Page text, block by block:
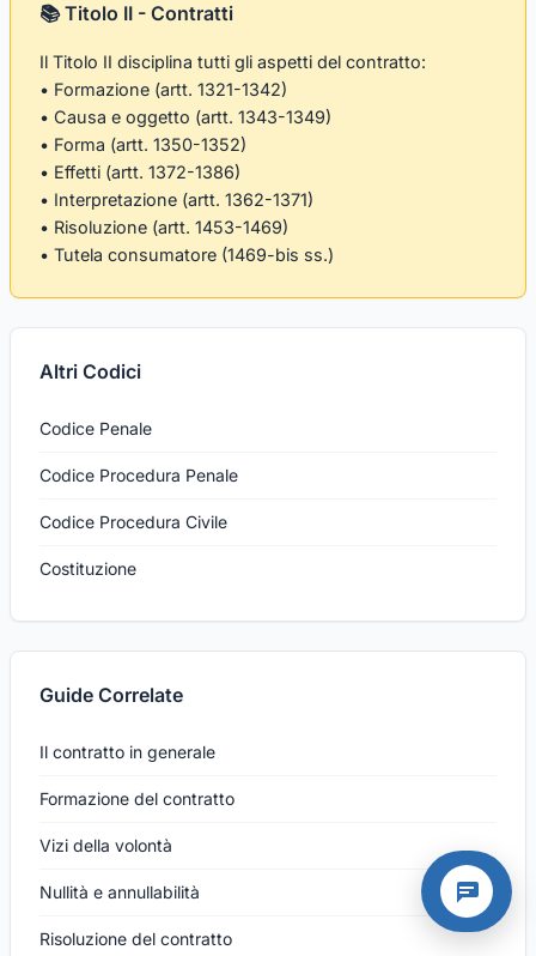
📚 Titolo II - Contratti
Il Titolo II disciplina tutti gli aspetti del contratto:
• Formazione (artt. 1321-1342)
• Causa e oggetto (artt. 1343-1349)
• Forma (artt. 1350-1352)
• Effetti (artt. 1372-1386)
• Interpretazione (artt. 1362-1371)
• Risoluzione (artt. 1453-1469)
• Tutela consumatore (1469-bis ss.)
Altri Codici
Codice Penale
Codice Procedura Penale
Codice Procedura Civile
Costituzione
Guide Correlate
Il contratto in generale
Formazione del contratto
Vizi della volontà
Nullità e annullabilità
Risoluzione del contratto
Assistente